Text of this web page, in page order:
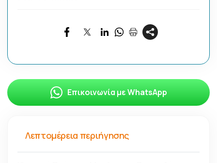
Λεπτομέρεια περιήγησης
Επικοινωνία με WhatsApp